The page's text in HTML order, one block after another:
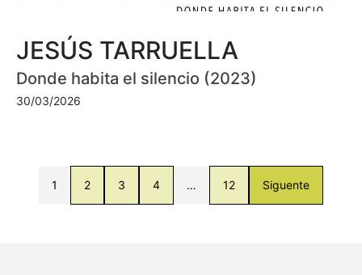
JESÚS TARRUELLA
Donde habita el silencio (2023)
30/03/2026
1 2 3 4 … 12 Siguente